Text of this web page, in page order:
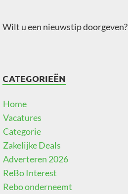
Wilt u een nieuwstip doorgeven?
CATEGORIEËN
Home
Vacatures
Categorie
Zakelijke Deals
Adverteren 2026
ReBo Interest
Rebo onderneemt